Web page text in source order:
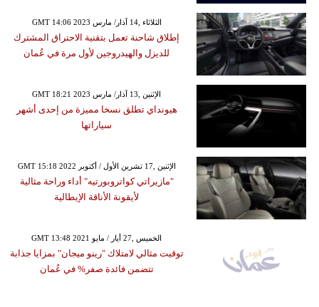
GMT 14:06 2023 الثلاثاء ,14 آذار/ مارس
إطلاق شاحنة تعمل بتقنية الاحتراق المشترك
للديزل والهيدروجين لأول مرة في عُمان
GMT 18:21 2023 الإثنين ,13 آذار/ مارس
هيونداي تطلق نسخا مميزة من إحدى أشهر
سياراتها
GMT 15:18 2022 الإثنين ,17 تشرين الأول / أكتوبر
"مازيراتي كواتروبورتيه" أداء وراحة مثالية
لأيقونة الأناقة الإيطالية
GMT 13:48 2021 الخميس ,27 أيار / مايو
توقيت مثالي لامتلاك "رينو ميجان" بمزايا جذابة
تتضمن فائدة صفر% في عُمان